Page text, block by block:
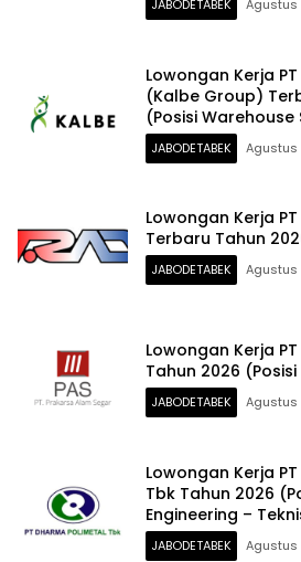
JABODETABEK Agustus
Lowongan Kerja
(Kalbe Group)
(Posisi
JABODETABEK Agustus
Lowongan Kerja
Terbaru Tahun
JABODETABEK Agustus
Lowongan Kerja
Tahun 2026
JABODETABEK Agustus
Lowongan Kerja
Tbk Tahun 2026
Engineering –
JABODETABEK Agustus